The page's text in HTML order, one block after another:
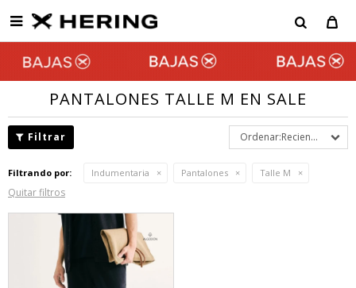

PANTALONES TALLE M EN SALE
Recientes
Filtrando por: Indumentaria Pantalones Talle M
Quitar filtros